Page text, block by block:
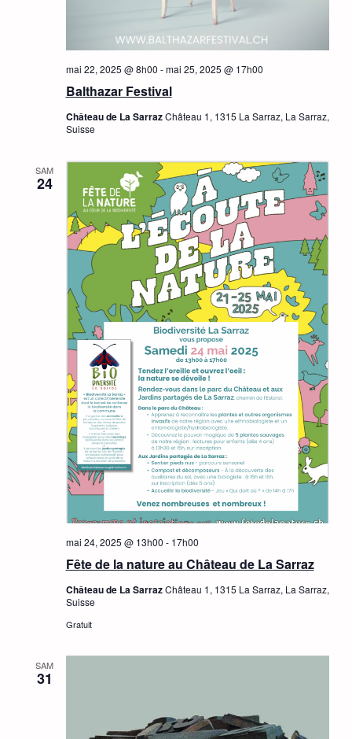
Balthazar Festival
mai 22, 2025 @ 8h00 -mai 25, 2025 @ 17h00
Château de La SarrazChâteau 1, 1315 La Sarraz, La Sarraz,
Suisse
SAM
24
Fête de la nature au Château de La Sarraz
mai 24, 2025 @ 13h00 - 17h00
Château de La SarrazChâteau 1, 1315 La Sarraz, La Sarraz,
Suisse
Gratuit
SAM
31